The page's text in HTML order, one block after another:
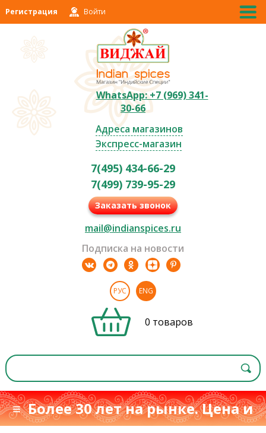
Регистрация Войти
WhatsApp: +7 (969) 341-
30-66
Адреса магазинов
Экспресс-магазин
7(495) 434-66-29
7(499) 739-95-29
Заказать звонок
mail@indianspices.ru
Подписка на новости
РУС ENG
0 товаров
≡ Более 30 лет на рынке. Цена и